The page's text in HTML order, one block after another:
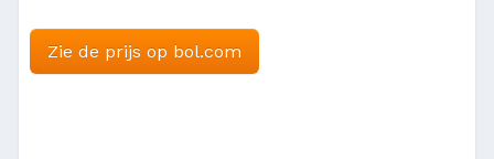
Zie de prijs op bol.com